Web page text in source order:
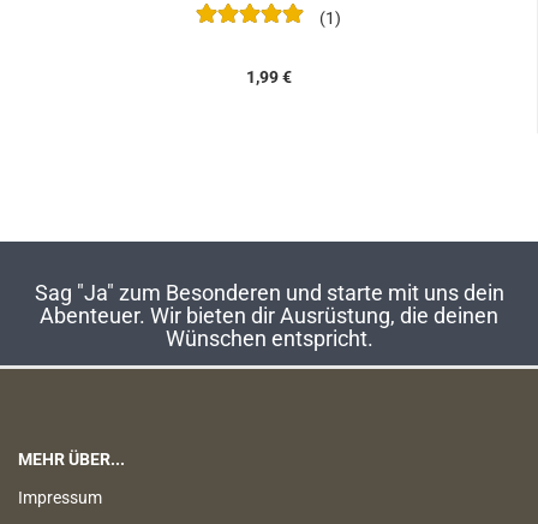
1
1,99 €
Sag "Ja" zum Besonderen und starte mit uns dein
Abenteuer. Wir bieten dir Ausrüstung, die deinen
Wünschen entspricht.
MEHR ÜBER...
Impressum